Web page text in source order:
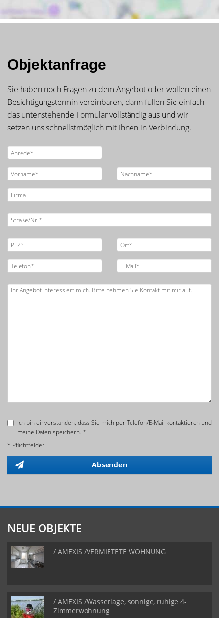
Objektanfrage
Sie haben noch Fragen zu dem Angebot oder wollen einen
Besichtigungstermin vereinbaren, dann füllen Sie einfach
das untenstehende Formular vollständig aus und wir
setzen uns schnellstmöglich mit Ihnen in Verbindung.
Ich bin einverstanden, dass Sie mich per Telefon/E-Mail kontaktieren und
meine Daten speichern. *
* Pflichtfelder
Absenden
NEUE OBJEKTE
/ AMEXIS /VERMIETETE WOHNUNG
/ AMEXIS /Wasserlage, sonnige, ruhige 4-
Zimmerwohnung